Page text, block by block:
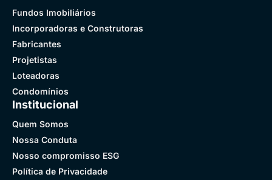
Fundos Imobiliários
Incorporadoras e Construtoras
Fabricantes
Projetistas
Loteadoras
Condomínios
Institucional
Quem Somos
Nossa Conduta
Nosso compromisso ESG
Política de Privacidade